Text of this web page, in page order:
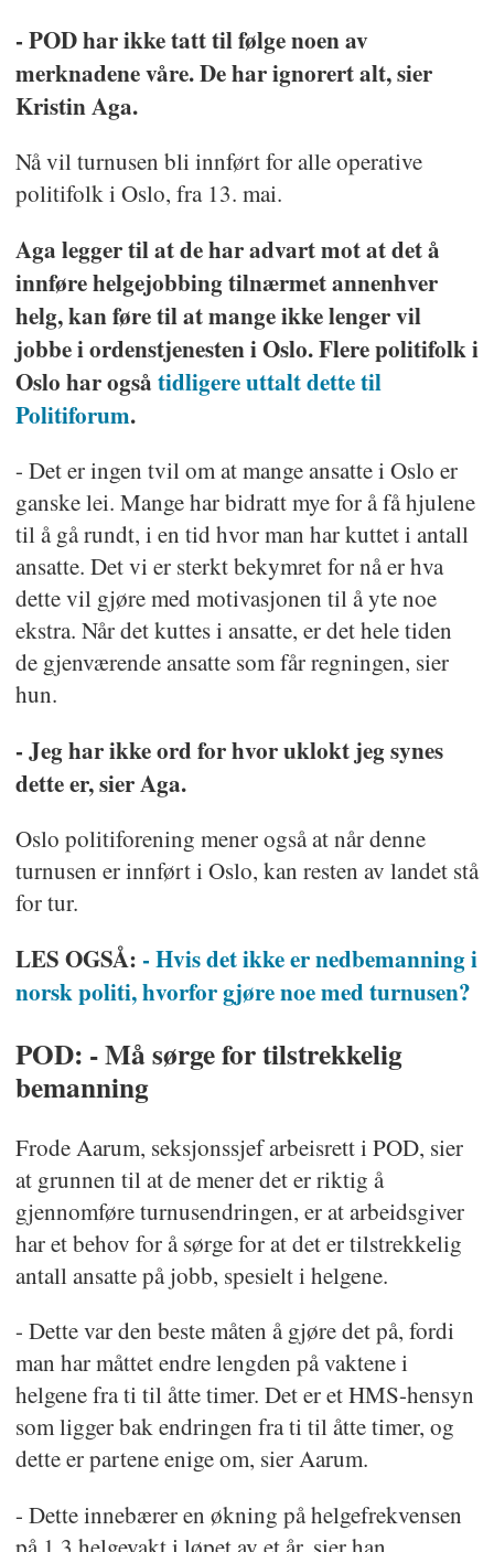
- POD har ikke tatt til følge noen av
merknadene våre. De har ignorert alt, sier
Kristin Aga.
Nå vil turnusen bli innført for alle operative
politifolk i Oslo, fra 13. mai.
Aga legger til at de har advart mot at det å
innføre helgejobbing tilnærmet annenhver
helg, kan føre til at mange ikke lenger vil
jobbe i ordenstjenesten i Oslo. Flere politifolk i
Oslo har ogsåtidligere uttalt dette til
Politiforum.
- Det er ingen tvil om at mange ansatte i Oslo er
ganske lei. Mange har bidratt mye for å få hjulene
til å gå rundt, i en tid hvor man har kuttet i antall
ansatte. Det vi er sterkt bekymret for nå er hva
dette vil gjøre med motivasjonen til å yte noe
ekstra. Når det kuttes i ansatte, er det hele tiden
de gjenværende ansatte som får regningen, sier
hun.
- Jeg har ikke ord for hvor uklokt jeg synes
dette er, sier Aga.
Oslo politiforening mener også at når denne
turnusen er innført i Oslo, kan resten av landet stå
for tur.
LES OGSÅ: - Hvis det ikke er nedbemanning i
norsk politi, hvorfor gjøre noe med turnusen?
POD: - Må sørge for tilstrekkelig
bemanning
Frode Aarum, seksjonssjef arbeisrett i POD, sier
at grunnen til at de mener det er riktig å
gjennomføre turnusendringen, er at arbeidsgiver
har et behov for å sørge for at det er tilstrekkelig
antall ansatte på jobb, spesielt i helgene.
- Dette var den beste måten å gjøre det på, fordi
man har måttet endre lengden på vaktene i
helgene fra ti til åtte timer. Det er et HMS-hensyn
som ligger bak endringen fra ti til åtte timer, og
dette er partene enige om, sier Aarum.
- Dette innebærer en økning på helgefrekvensen